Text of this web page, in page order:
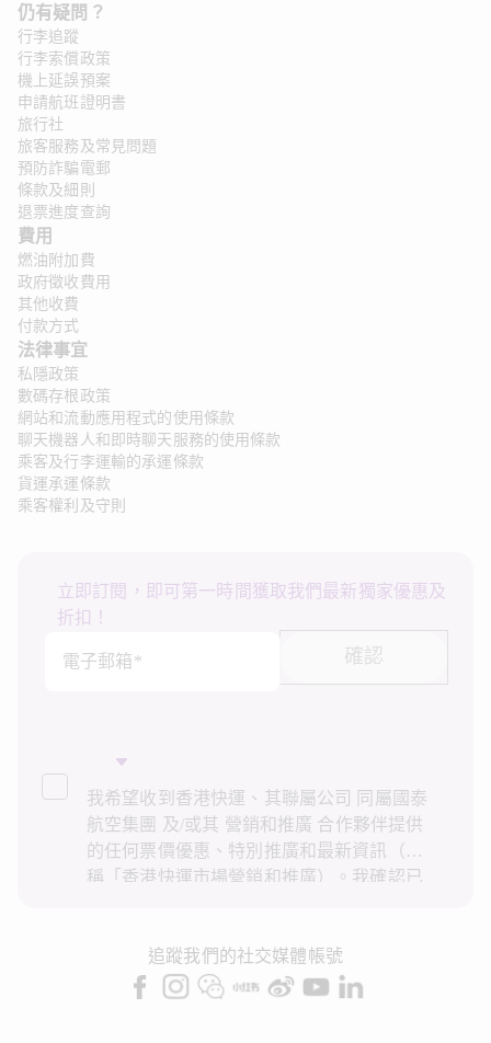
仍有疑問？
行李追蹤
行李索償政策
機上延誤預案
申請航班證明書
旅行社
旅客服務及常見問題
預防詐騙電郵
條款及細則
退票進度查詢
費用
燃油附加費
政府徵收費用
其他收費
付款方式
法律事宜
私隱政策
數碼存根政策
網站和流動應用程式的使用條款
聊天機器人和即時聊天服務的使用條款
乘客及行李運輸的承運條款
貨運承運條款
乘客權利及守則
立即訂閱，即可第一時間獲取我們最新獨家優惠及
折扣！
電子郵箱*
確認
我希望收到香港快運、其聯屬公司 同屬國泰
航空集團 及/或其 營銷和推廣 合作夥伴提供
的任何票價優惠、特別推廣和最新資訊（統
稱「香港快運市場營銷和推廣）。我確認已
錄進行直接市場營銷和推廣。我知悉在未經
我的同意下，香港快運不會使用我的個人資
追蹤我們的社交媒體帳號